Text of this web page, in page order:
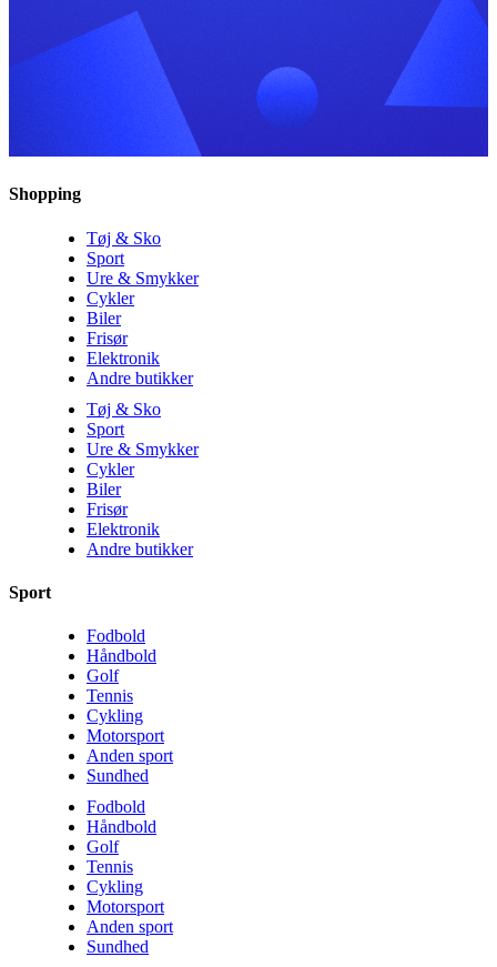
Shopping
Tøj & Sko
Sport
Ure & Smykker
Cykler
Biler
Frisør
Elektronik
Andre butikker
Tøj & Sko
Sport
Ure & Smykker
Cykler
Biler
Frisør
Elektronik
Andre butikker
Sport
Fodbold
Håndbold
Golf
Tennis
Cykling
Motorsport
Anden sport
Sundhed
Fodbold
Håndbold
Golf
Tennis
Cykling
Motorsport
Anden sport
Sundhed